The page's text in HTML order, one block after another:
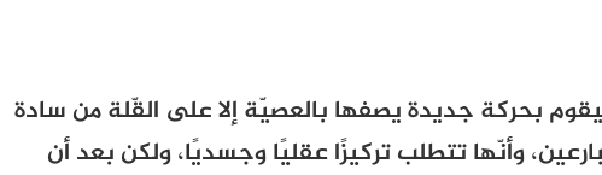
بحركة جديدة يصفها بالعصيّة إلا على القّلة من سادة
وأنّها تتطلب تركيزًا عقليًا وجسديًا، ولكن بعد أن